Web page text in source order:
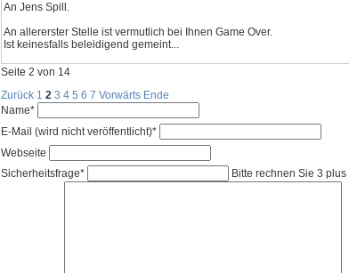
An Jens Spill.
An allererster Stelle ist vermutlich bei Ihnen Game Over.
Ist keinesfalls beleidigend gemeint...
Seite 2 von 14
Zurück 1 2 3 4 5 6 7 Vorwärts Ende
Pflichtfeld
Name*
Pflichtfeld
E-Mail (wird nicht veröffentlicht)*
Webseite
Pflichtfeld
Sicherheitsfrage*
Bitte rechnen Sie 3 plus